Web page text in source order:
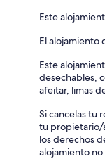
Este
El alojamiento
Este
desechables,
afeitar, limas
Si cancelas tu
tu propietario/
los derechos
alojamiento